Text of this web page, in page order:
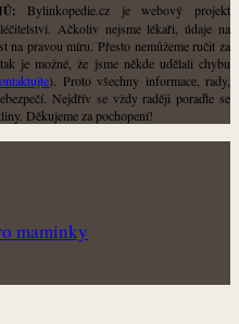
Bylinkopedie.cz je webový projekt
Ačkoliv nejsme lékaři, údaje na
na pravou míru. Přesto nemůžeme ručit za
je možné, že jsme někde udělali chybu
). Proto všechny informace, rady,
Nejdřív se vždy raději poraďte se
Děkujeme za pochopení!
maminky